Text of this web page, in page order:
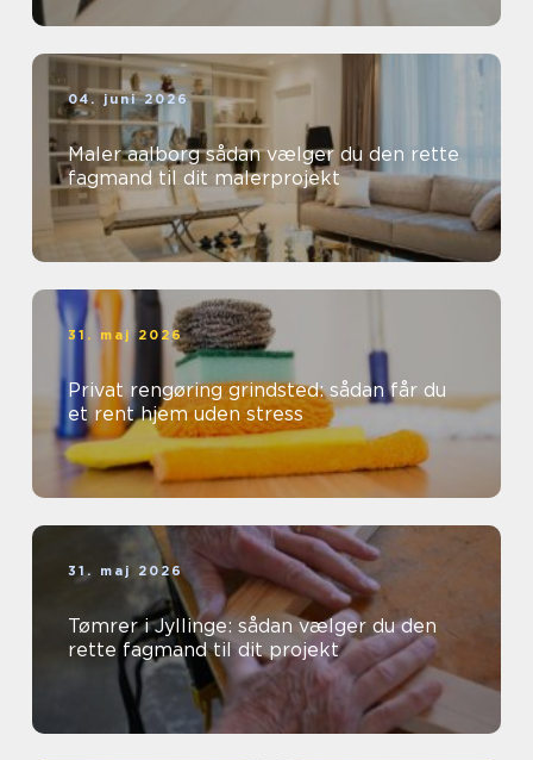
04. juni 2026
Maler aalborg sådan vælger du den rette
fagmand til dit malerprojekt
31. maj 2026
Privat rengøring grindsted: sådan får du
et rent hjem uden stress
31. maj 2026
Tømrer i Jyllinge: sådan vælger du den
rette fagmand til dit projekt